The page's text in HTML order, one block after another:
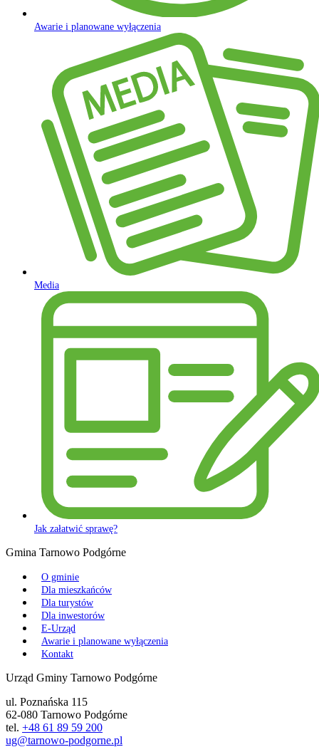
Awarie i planowane wyłączenia
Media
Jak załatwić sprawę?
Gmina Tarnowo Podgórne
O gminie
Dla mieszkańców
Dla turystów
Dla inwestorów
E-Urząd
Awarie i planowane wyłączenia
Kontakt
Urząd Gminy Tarnowo Podgórne
ul. Poznańska 115
62-080 Tarnowo Podgórne
tel. +48 61 89 59 200
ug@tarnowo-podgorne.pl